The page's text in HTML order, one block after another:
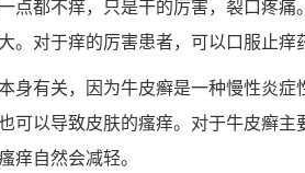
点都不痒，只是干的厉害，裂口疼
。对于痒的厉害患者，可以口服止痒
身有关，因为牛皮癣是一种慢性炎
可以导致皮肤的瘙痒。对于牛皮癣
痒自然会减轻。